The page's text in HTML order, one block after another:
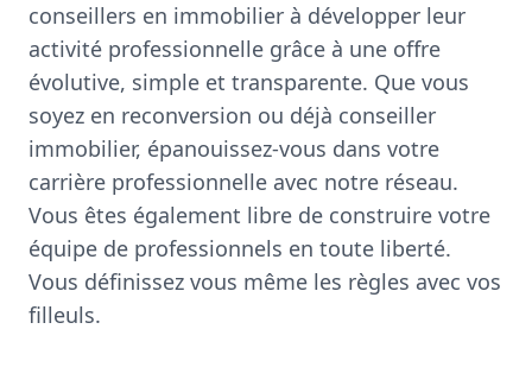
conseillers en immobilier à développer leur
activité professionnelle grâce à une offre
évolutive, simple et transparente. Que vous
soyez en reconversion ou déjà conseiller
immobilier, épanouissez-vous dans votre
carrière professionnelle avec notre réseau.
Vous êtes également libre de construire votre
équipe de professionnels en toute liberté.
Vous définissez vous même les règles avec vos
filleuls.